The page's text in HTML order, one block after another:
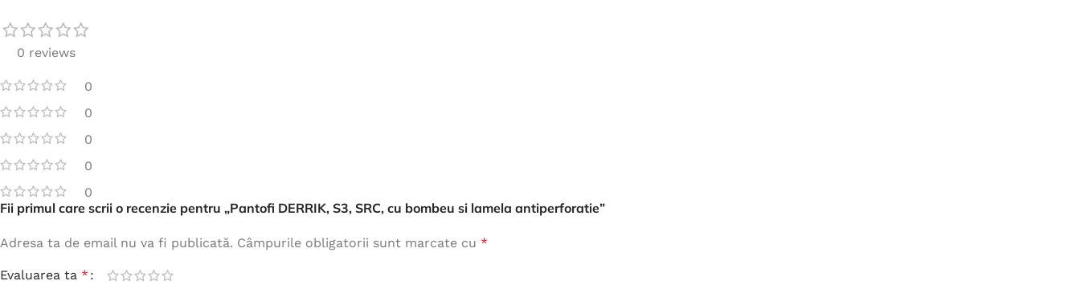
0 reviews
0
0
0
0
0
Fii primul care scrii o recenzie pentru „Pantofi DERRIK, S3, SRC, cu bombeu si lamela antiperforatie”
Adresa ta de email nu va fi publicată. Câmpurile obligatorii sunt marcate cu *
Evaluarea ta *